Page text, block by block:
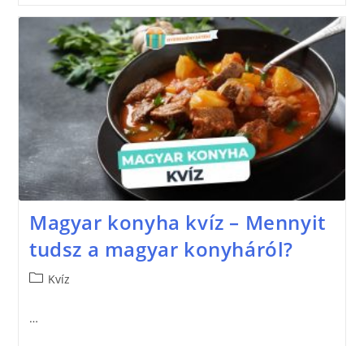
Magyar konyha kvíz – Mennyit
tudsz a magyar konyháról?
Kvíz
…